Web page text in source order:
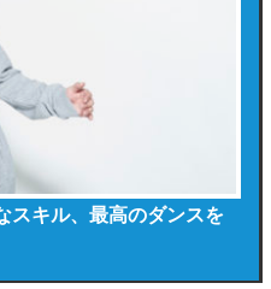
スキル、最高のダンスを